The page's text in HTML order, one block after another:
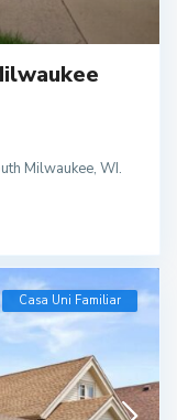
Milwaukee, WI.
Casa Uni Familiar